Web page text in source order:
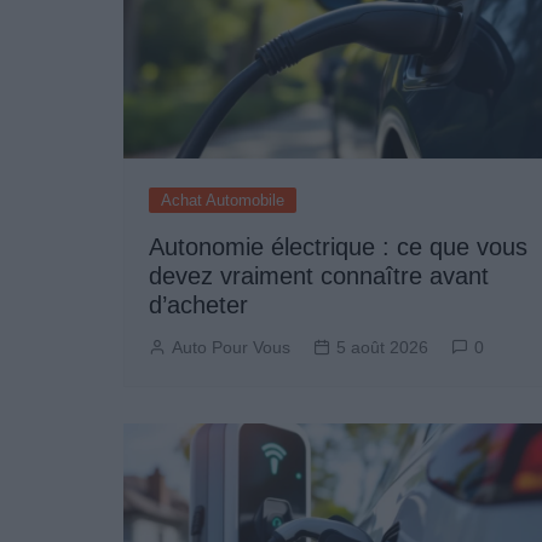
Achat Automobile
Autonomie électrique : ce que vous
devez vraiment connaître avant
d’acheter
Auto Pour Vous 5 août 2026 0